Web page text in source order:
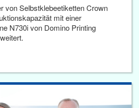
von Selbstklebeetiketten Crown
mit einer
N730i von Domino Printing